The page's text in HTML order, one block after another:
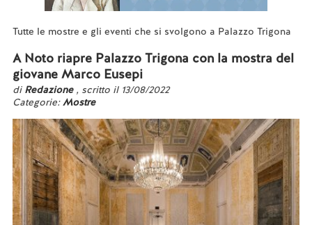
Tutte le mostre e gli eventi che si svolgono a Palazzo Trigona
A Noto riapre Palazzo Trigona con la mostra del
giovane Marco Eusepi
di Redazione , scritto il 13/08/2022
Categorie:Mostre